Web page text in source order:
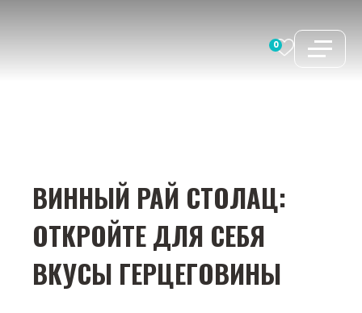
0
ВИННЫЙ РАЙ СТОЛАЦ:
ОТКРОЙТЕ ДЛЯ СЕБЯ
ВКУСЫ ГЕРЦЕГОВИНЫ